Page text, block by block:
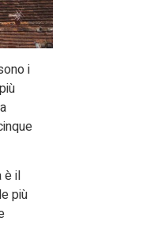
i
è il
più